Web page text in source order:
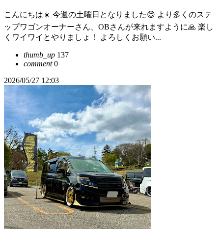
こんにちは☀️ 今週の土曜日となりました😊 より多くのステ
ップワゴンオーナーさん、OBさんが来れますように🙏 楽し
くワイワイとやりましょ！ よろしくお願い...
thumb_up 137
comment0
2026/05/27 12:03